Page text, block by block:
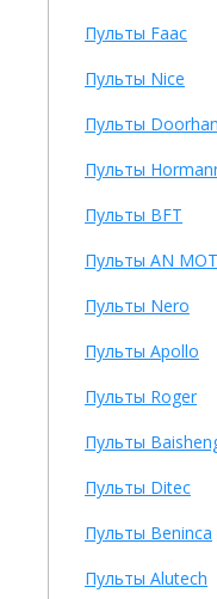
Пульты Faac
Пульты Nice
Пульты Doorhan
Пульты
Пульты BFT
Пульты AN
Пульты Nero
Пульты Apollo
Пульты Roger
Пульты
Пульты Ditec
Пульты Beninca
Пульты Alutech